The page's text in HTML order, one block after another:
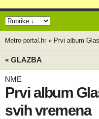
Metro-portal.hr » Prvi album
« GLAZBA
NME
Prvi album
svih vremena